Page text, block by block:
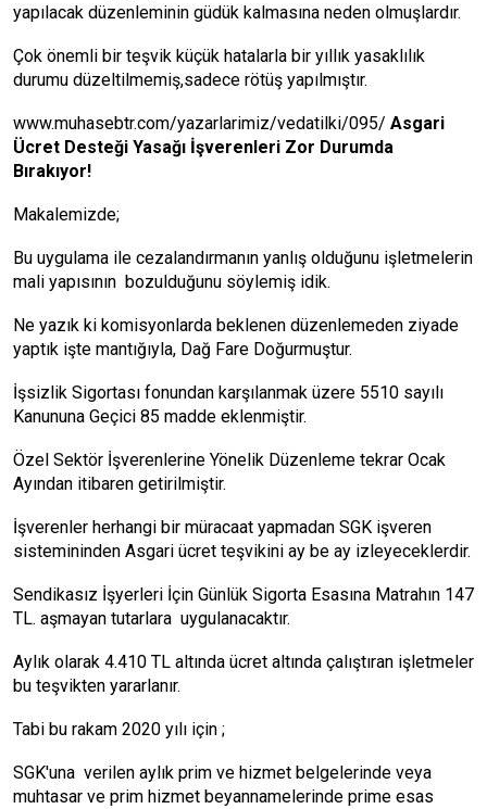
yapılacak düzenleminin güdük kalmasına neden olmuşlardır.
Çok önemli bir teşvik küçük hatalarla bir yıllık yasaklılık
durumu düzeltilmemiş,sadece rötüş yapılmıştır.
www.muhasebtr.com/yazarlarimiz/vedatilki/095/ Asgari
Ücret Desteği Yasağı İşverenleri Zor Durumda
Bırakıyor!
Makalemizde;
Bu uygulama ile cezalandırmanın yanlış olduğunu işletmelerin
mali yapısının bozulduğunu söylemiş idik.
Ne yazık ki komisyonlarda beklenen düzenlemeden ziyade
yaptık işte mantığıyla, Dağ Fare Doğurmuştur.
İşsizlik Sigortası fonundan karşılanmak üzere 5510 sayılı
Kanununa Geçici 85 madde eklenmiştir.
Özel Sektör İşverenlerine Yönelik Düzenleme tekrar Ocak
Ayından itibaren getirilmiştir.
İşverenler herhangi bir müracaat yapmadan SGK işveren
sistemininden Asgari ücret teşvikini ay be ay izleyeceklerdir.
Sendikasız İşyerleri İçin Günlük Sigorta Esasına Matrahın 147
TL. aşmayan tutarlara uygulanacaktır.
Aylık olarak 4.410 TL altında ücret altında çalıştıran işletmeler
bu teşvikten yararlanır.
Tabi bu rakam 2020 yılı için ;
SGK'una verilen aylık prim ve hizmet belgelerinde veya
muhtasar ve prim hizmet beyannamelerinde prime esas